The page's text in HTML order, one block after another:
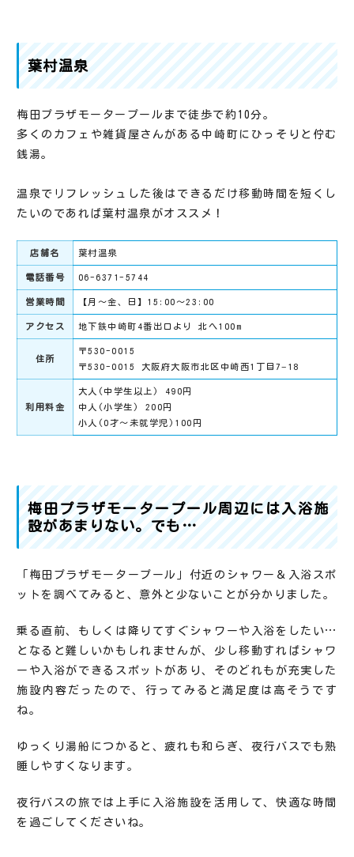
葉村温泉
梅田プラザモータープールまで徒歩で約10分。
多くのカフェや雑貨屋さんがある中崎町にひっそりと佇む
銭湯。
温泉でリフレッシュした後はできるだけ移動時間を短くし
たいのであれば葉村温泉がオススメ！
店舗名 葉村温泉
電話番号 06-6371-5744
営業時間 【月～金、日】15:00～23:00
アクセス 地下鉄中崎町4番出口より 北へ100m
住所
〒530-0015
〒530-0015 大阪府大阪市北区中崎西1丁目7−18
利用料金
大人(中学生以上) 490円
中人(小学生) 200円
小人(0才～未就学児)100円
梅田プラザモータープール周辺には入浴施
設があまりない。でも…
「梅田プラザモータープール」付近のシャワー＆入浴スポ
ットを調べてみると、意外と少ないことが分かりました。
乗る直前、もしくは降りてすぐシャワーや入浴をしたい…
となると難しいかもしれませんが、少し移動すればシャワ
ーや入浴ができるスポットがあり、そのどれもが充実した
施設内容だったので、行ってみると満足度は高そうです
ね。
ゆっくり湯船につかると、疲れも和らぎ、夜行バスでも熟
睡しやすくなります。
夜行バスの旅では上手に入浴施設を活用して、快適な時間
を過ごしてくださいね。